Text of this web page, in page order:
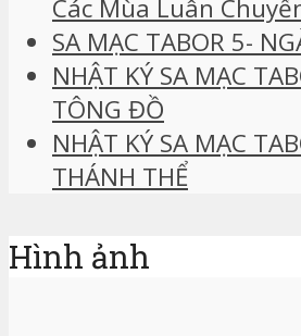
Các Mùa Luân
SA MẠC TABOR 5-
NHẬT KÝ SA MẠC
TÔNG ĐỒ
NHẬT KÝ SA MẠC
THÁNH THỂ
Hình ảnh